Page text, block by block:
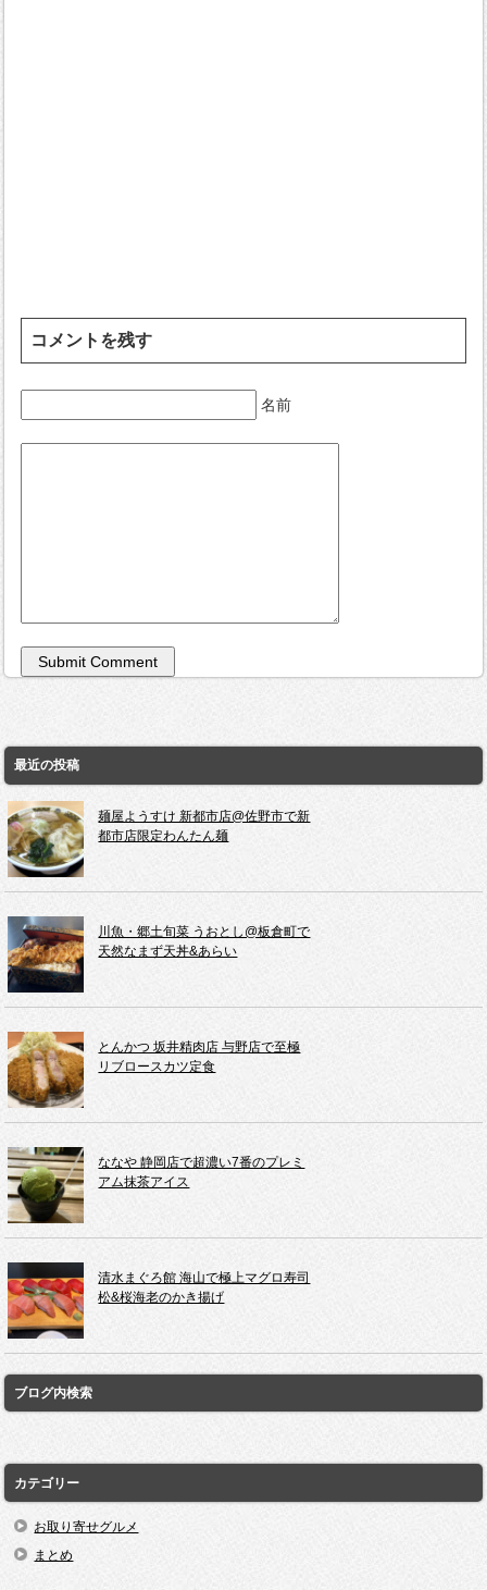
コメントを残す
名前
最近の投稿
麺屋ようすけ 新都市店@佐野市で新
都市店限定わんたん麺
川魚・郷土旬菜 うおとし@板倉町で
天然なまず天丼&あらい
とんかつ 坂井精肉店 与野店で至極
リブロースカツ定食
ななや 静岡店で超濃い7番のプレミ
アム抹茶アイス
清水まぐろ館 海山で極上マグロ寿司
松&桜海老のかき揚げ
ブログ内検索
カテゴリー
お取り寄せグルメ
まとめ